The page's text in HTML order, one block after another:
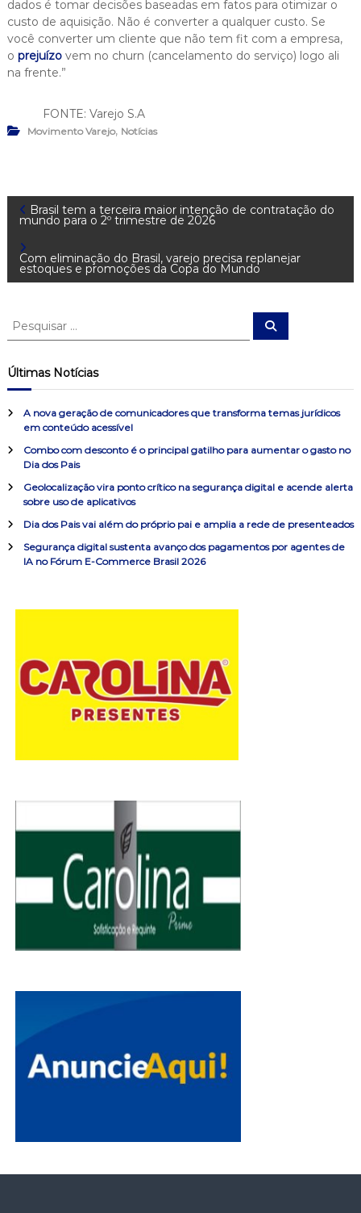
dados é tomar decisões baseadas em fatos para otimizar o
custo de aquisição. Não é converter a qualquer custo. Se
você converter um cliente que não tem fit com a empresa,
o prejuízovem no churn (cancelamento do serviço) logo ali
na frente.”
FONTE: Varejo S.A
Movimento Varejo, Notícias
N
a
v
e
g
a
d
P
Brasil tem a terceira maior intenção de contratação do
mundo para o 2º trimestre de 2026
Com eliminação do Brasil, varejo precisa replanejar
estoques e promoções da Copa do Mundo
P
q
u
s
r
o
:
P
s
r
Últimas Notícias
A nova geração de comunicadores que transforma temas jurídicos
em conteúdo acessível
Combo com desconto é o principal gatilho para aumentar o gasto no
Dia dos Pais
Geolocalização vira ponto crítico na segurança digital e acende alerta
sobre uso de aplicativos
Dia dos Pais vai além do próprio pai e amplia a rede de presenteados
Segurança digital sustenta avanço dos pagamentos por agentes de
IA no Fórum E-Commerce Brasil 2026